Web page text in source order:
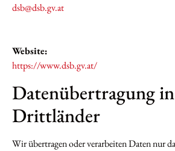
dsb@dsb.gv.at
Website:
https://www.dsb.gv.at/
Datenübertragung in
Drittländer
Wir übertragen oder verarbeiten Daten nur